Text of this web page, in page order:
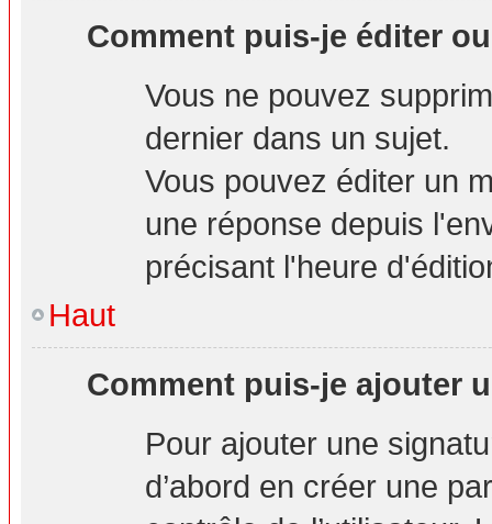
Comment puis-je éditer
Vous ne pouvez
dernier dans un sujet.
Vous pouvez éditer un
une réponse depuis
précisant l'heure
Haut
Comment puis-je ajouter
Pour ajouter une
d’abord en créer une